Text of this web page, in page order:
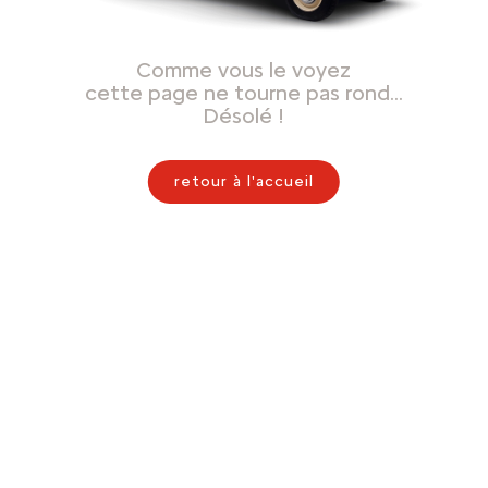
Comme vous le voyez
cette page ne tourne pas rond…
Désolé !
retour à l'accueil